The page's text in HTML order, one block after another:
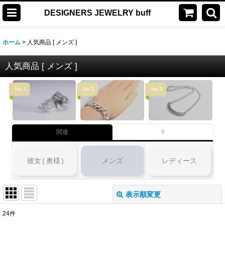
DESIGNERS JEWELRY buff
ホーム > 人気商品 [ メンズ ]
人気商品 [ メンズ ]
No.1 No.2 No.3
関連 ¥
彼女(奥様) メンズ レディース
表示順変更
24件